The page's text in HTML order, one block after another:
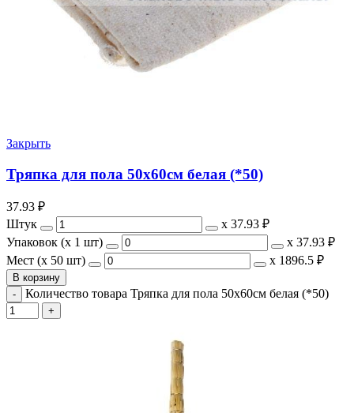
Закрыть
Тряпка для пола 50х60см белая (*50)
37.93 ₽
Штук
х 37.93 ₽
Упаковок (x 1 шт)
х 37.93 ₽
Мест (x 50 шт)
х 1896.5 ₽
В корзину
Количество товара Тряпка для пола 50х60см белая (*50)